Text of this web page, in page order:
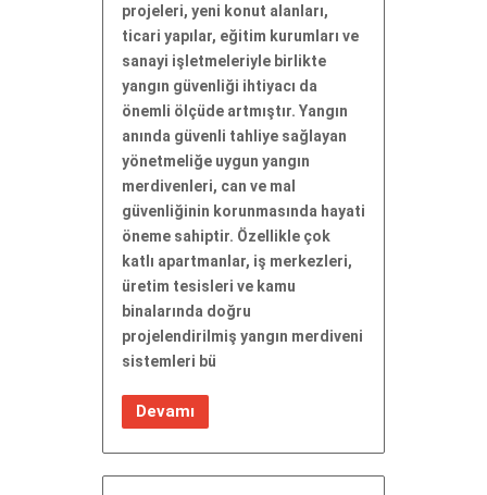
projeleri, yeni konut alanları,
ticari yapılar, eğitim kurumları ve
sanayi işletmeleriyle birlikte
yangın güvenliği ihtiyacı da
önemli ölçüde artmıştır. Yangın
anında güvenli tahliye sağlayan
yönetmeliğe uygun yangın
merdivenleri, can ve mal
güvenliğinin korunmasında hayati
öneme sahiptir. Özellikle çok
katlı apartmanlar, iş merkezleri,
üretim tesisleri ve kamu
binalarında doğru
projelendirilmiş yangın merdiveni
sistemleri bü
Devamı